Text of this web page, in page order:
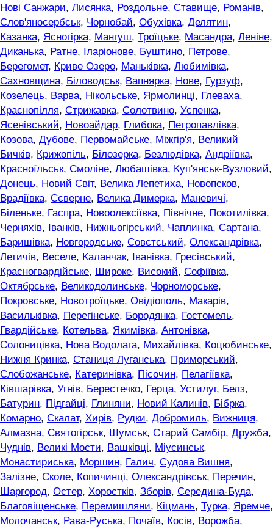
Нові Санжари, Лисянка, Роздольне, Ставище, Романів,
Слов'яносербськ, Чорнобай, Обухівка, Делятин,
Казанка, Ясногірка, Мангуш, Троїцьке, Масандра, Леніне,
Диканька, Ратне, Іларіонове, Буштино, Петрове,
Берегомет, Криве Озеро, Маньківка, Любимівка,
Сахновщина, Біловодськ, Вапнярка, Нове, Гурзуф,
Козелець, Варва, Нікольське, Ярмолинці, Глеваха,
Краснопілля, Стрижавка, Солотвино, Успенка,
Ясенівський, Новоайдар, Глибока, Петропавлівка,
Козова, Дубове, Первомайське, Міжгір'я, Великий
Бичків, Крижопіль, Білозерка, Безлюдівка, Андріївка,
Красноїльськ, Смоліне, Любашівка, Куп'янськ-Вузловий,
Донець, Новий Світ, Велика Лепетиха, Новопсков,
Врадіївка, Сєверне, Велика Димерка, Маневичі,
Біленьке, Гаспра, Новоолексіївка, Північне, Покотилівка,
Черняхів, Іванків, Нижньогірський, Чаплинка, Сартана,
Баришівка, Новгородське, Совєтський, Олександрівка,
Летичів, Веселе, Каланчак, Іванівка, Гресівський,
Красногвардійське, Широке, Високий, Софіївка,
Октябрське, Великодолинське, Чорноморське,
Покровське, Новотроїцьке, Овідіополь, Макарів,
Васильківка, Перегінське, Бородянка, Гостомель,
Гвардійське, Котельва, Якимівка, Антонівка,
Солоницівка, Нова Водолага, Михайлівка, Коцюбинське,
Нижня Кринка, Станиця Луганська, Приморський,
Слобожанське, Катеринівка, Пісочин, Пелагіївка,
Ківшарівка, Угнів, Берестечко, Герца, Устилуг, Белз,
Батурин, Підгайці, Глиняни, Новий Калинів, Бібрка,
Комарно, Скалат, Хирів, Рудки, Добромиль, Вижниця,
Алмазна, Святогірськ, Шумськ, Старий Самбір, Дружба,
Чуднів, Великі Мости, Вашківці, Міусинськ,
Монастириська, Моршин, Галич, Судова Вишня,
Залізне, Сколе, Копичинці, Олександрівськ, Перечин,
Шаргород, Остер, Хоростків, Зборів, Середина-Буда,
Благовіщенське, Перемишляни, Кіцмань, Турка, Яремче,
Молочанськ, Рава-Руська, Почаїв, Косів, Ворожба,